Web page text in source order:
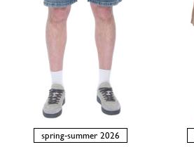
spring-summer 2026